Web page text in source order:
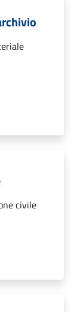
civile